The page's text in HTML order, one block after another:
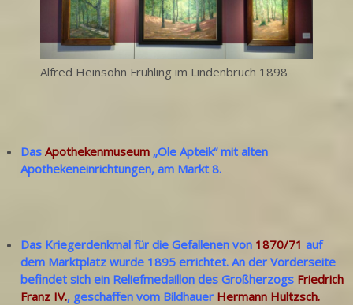
Alfred Heinsohn Frühling im Lindenbruch 1898
DasApothekenmuseum „Ole Apteik“ mit alten
Apothekeneinrichtungen, am Markt 8.
Das Kriegerdenkmal für die Gefallenen von 1870/71 auf
dem Marktplatz wurde 1895 errichtet. An der Vorderseite
befindet sich ein Reliefmedaillon des Großherzogs Friedrich
Franz IV., geschaffen vom Bildhauer Hermann Hultzsch.